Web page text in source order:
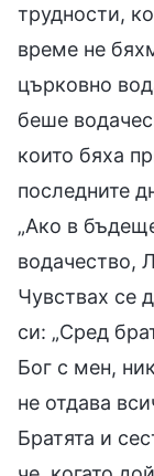
трудности,
време не
църковно
беше
които бяха
последните
„Ако в
водачество,
Чувствах се
си: „Сред
Бог с мен,
не отдава
Братята и